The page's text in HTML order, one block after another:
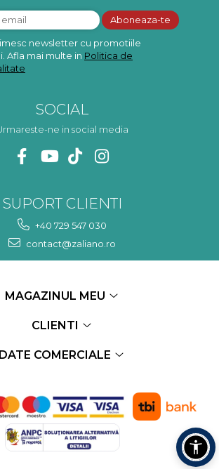
newsletter cu promotiile
Afla mai multe in Politica de
SOCIAL
ne in social media
SUPORT CLIENTI
+40 729 547 030
contact@zaliano.ro
MAGAZINUL MEU
CLIENTI
DATE COMERCIALE